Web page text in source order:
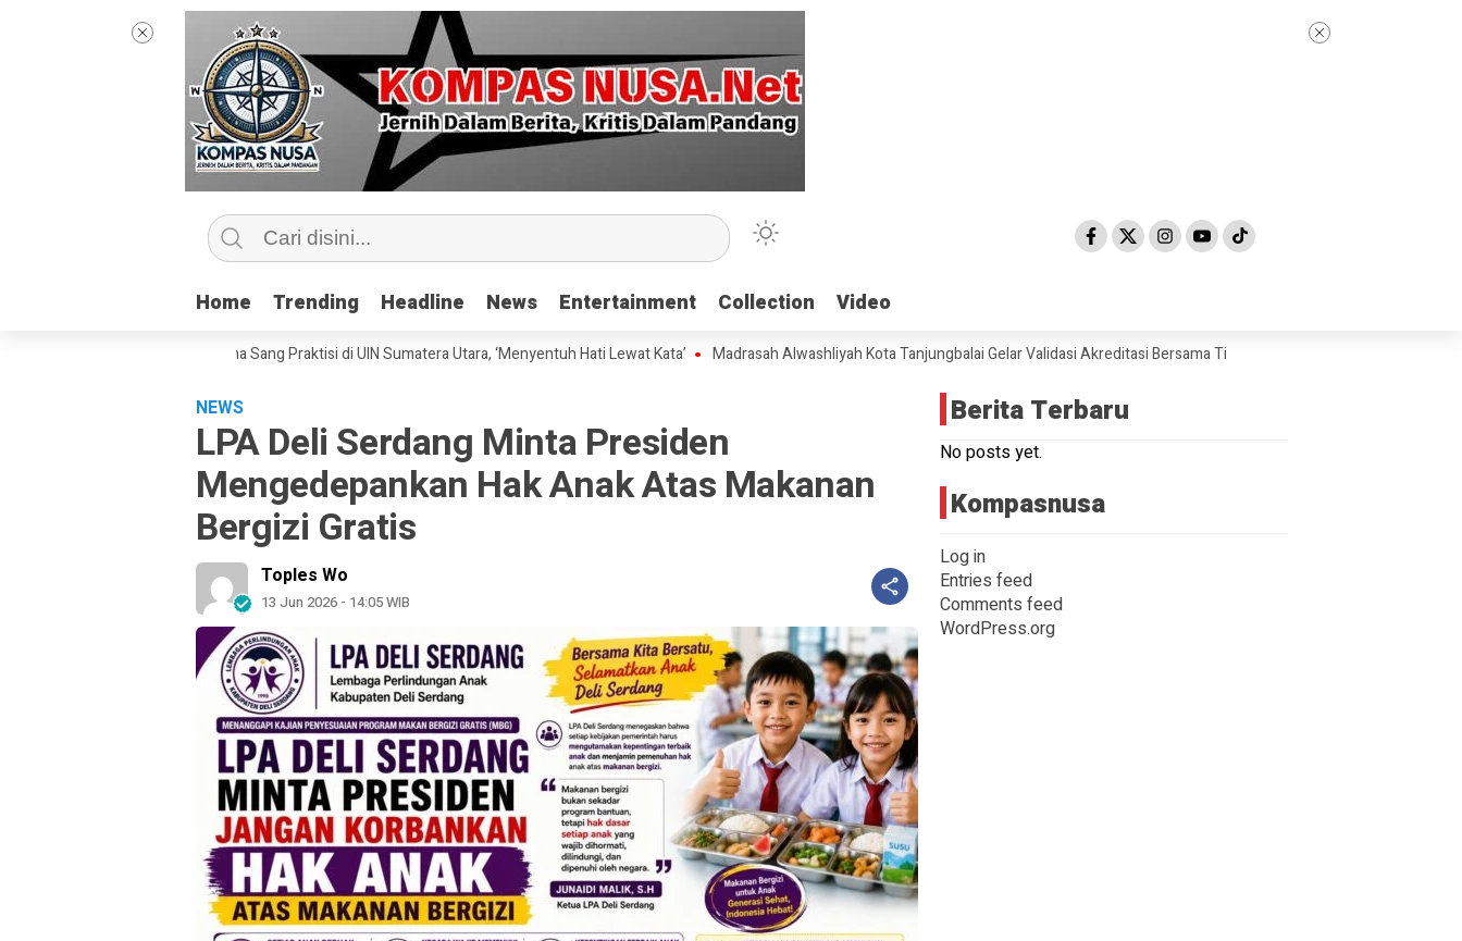
Home Trending Headline News Entertainment Collection Video
Home Trending Headline News Entertainment Collection Video
Jurnalisme Bersama Sang Praktisi di UIN Sumatera Utara, ‘Menyentuh Hati Lewat Kata’ Madrasah Alwashliyah Kota Tanjungbalai Gelar Validasi Akreditasi Bersama Tim Asesor BAN-PDM Tahun 2026
NEWS
LPA Deli Serdang Minta Presiden
Mengedepankan Hak Anak Atas Makanan
Bergizi Gratis
Toples Wo
13 Jun 2026 - 14:05 WIB
Berita Terbaru
No posts yet.
Kompasnusa
Log in
Entries feed
Comments feed
WordPress.org